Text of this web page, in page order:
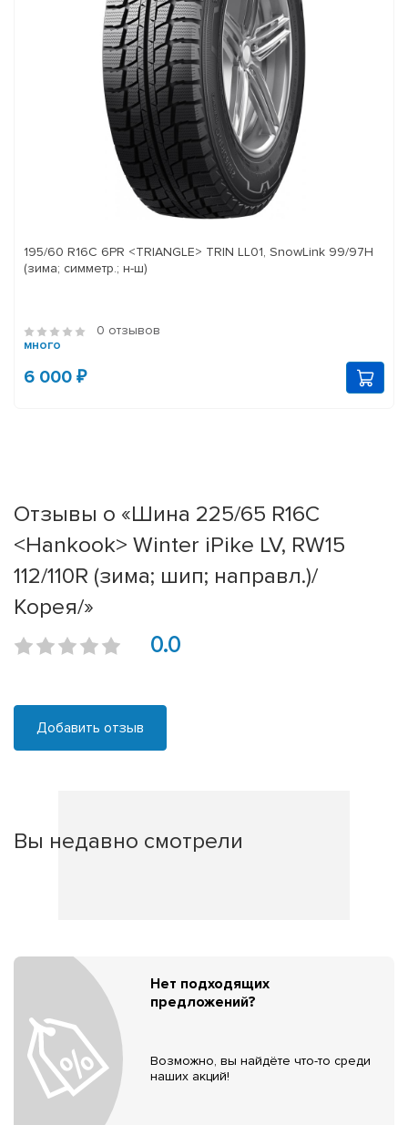
195/60 R16C 6PR <TRIANGLE> TRIN LL01, SnowLink 99/97H
(зима; симметр.; н-ш)
0 отзывов
много
6 000 ₽
Отзывы о «Шина 225/65 R16C
<Hankook> Winter iPike LV, RW15
112/110R (зима; шип; направл.)/
Корея/»
0.0
Добавить отзыв
Вы недавно смотрели
Нет подходящих
предложений?
Возможно, вы найдёте что-то среди
наших акций!